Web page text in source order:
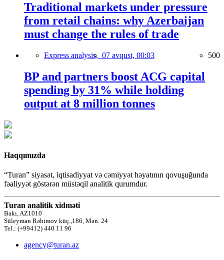
Traditional markets under pressure
from retail chains: why Azerbaijan
must change the rules of trade
Express analysis, 07 avqust, 00:03 500
BP and partners boost ACG capital
spending by 31% while holding
output at 8 million tonnes
Haqqımızda
“Turan” siyasət, iqtisadiyyat və cəmiyyət həyatının qovuşuğunda
fəaliyyət göstərən müstəqil analitik qurumdur.
Turan analitik xidməti
Bakı, AZ1010
Süleyman Rəhimov küç.,186, Mən. 24
Tel.: (+99412) 440 11 96
agency@turan.az